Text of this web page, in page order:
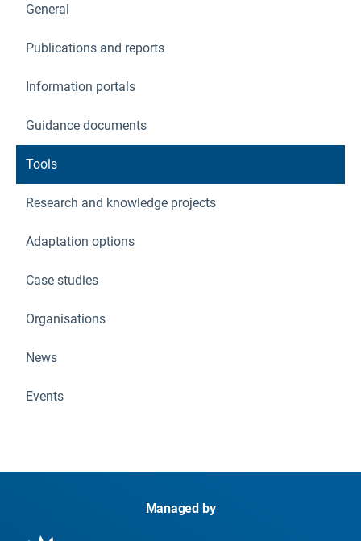
General
Publications and reports
Information portals
Guidance documents
Tools
Research and knowledge projects
Adaptation options
Case studies
Organisations
News
Events
Managed by